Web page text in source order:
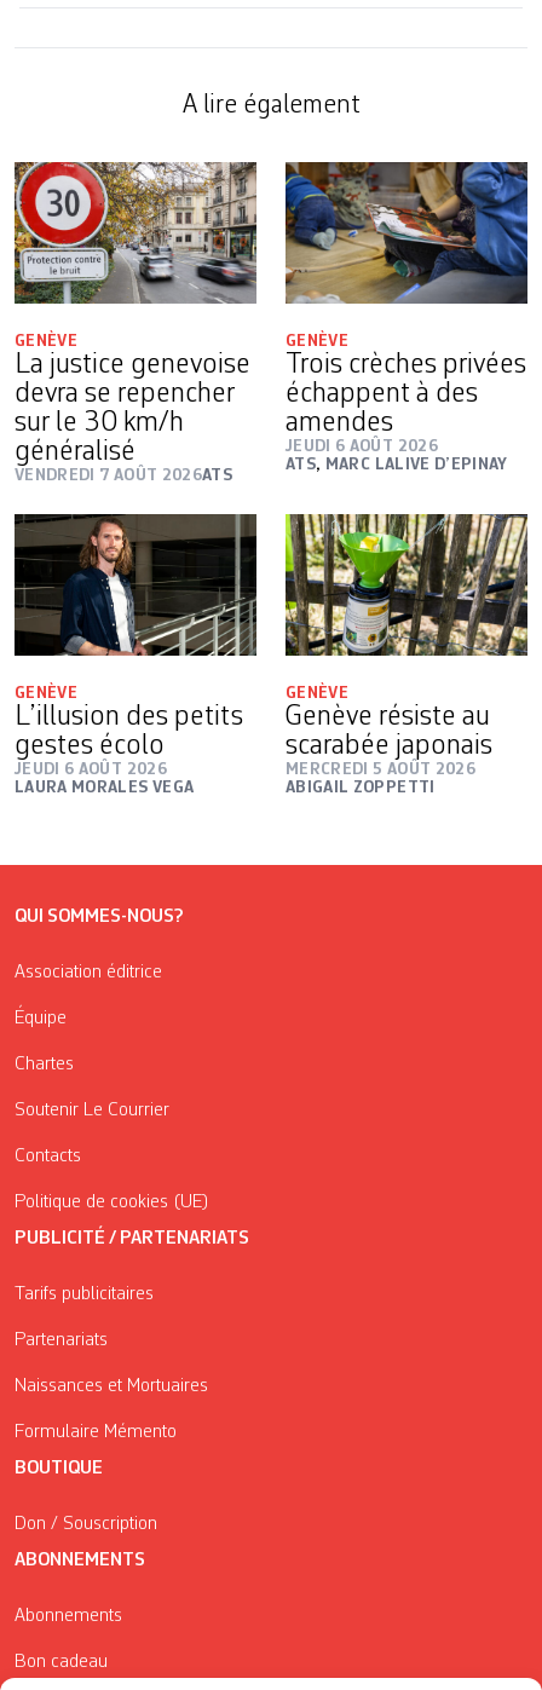
A lire également
GENÈVE
La justice genevoise
devra se repencher
sur le 30 km/h
généralisé
VENDREDI 7 AOÛT 2026ATS
GENÈVE
Trois crèches privées
échappent à des
amendes
JEUDI 6 AOÛT 2026
ATS, MARC LALIVE D’EPINAY
GENÈVE
L’illusion des petits
gestes écolo
JEUDI 6 AOÛT 2026
LAURA MORALES VEGA
GENÈVE
Genève résiste au
scarabée japonais
MERCREDI 5 AOÛT 2026
ABIGAIL ZOPPETTI
QUI SOMMES-NOUS?
Association éditrice
Équipe
Chartes
Soutenir Le Courrier
Contacts
Politique de cookies (UE)
PUBLICITÉ / PARTENARIATS
Tarifs publicitaires
Partenariats
Naissances et Mortuaires
Formulaire Mémento
BOUTIQUE
Don / Souscription
ABONNEMENTS
Abonnements
Bon cadeau